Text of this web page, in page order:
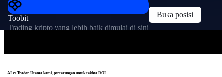
Toobit
Trading kripto yang lebih baik dimulai di sini
Buka posisi
AI vs Trader Utama kami, pertarungan untuk takhta ROI